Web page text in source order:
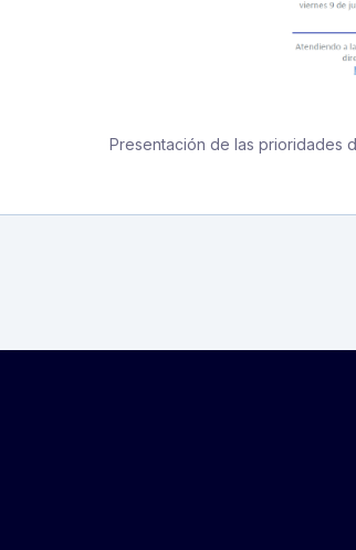
Presentación de las prioridades